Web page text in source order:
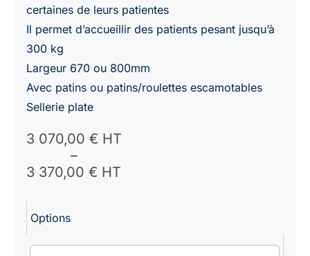
certaines de leurs patientes
Il permet d’accueillir des patients pesant jusqu’à
300 kg
Largeur 670 ou 800mm
Avec patins ou patins/roulettes escamotables
Sellerie plate
3 070,00 € HT
–
3 370,00€ HT
Plage
de
prix :
Options